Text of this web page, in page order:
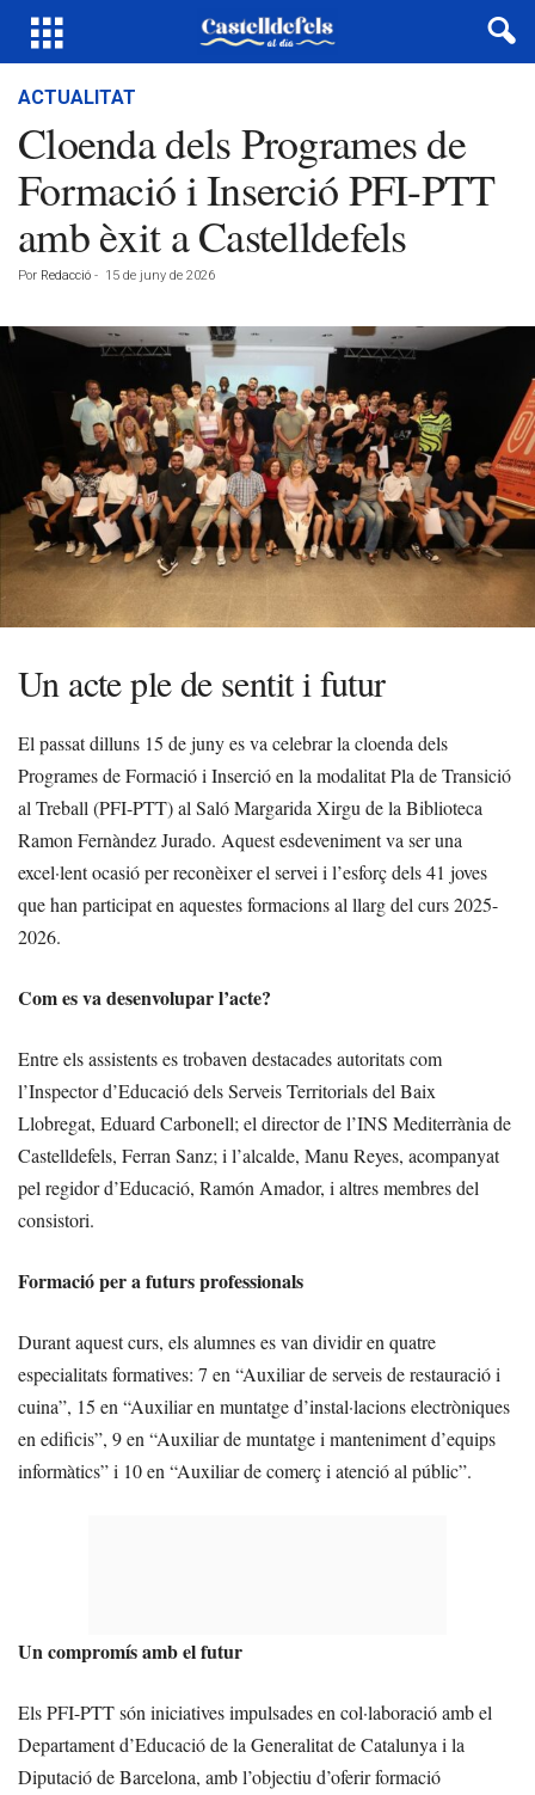
ACTUALITAT
Cloenda dels Programes de
Formació i Inserció PFI-PTT
amb èxit a Castelldefels
Por Redacció - 15 de juny de 2026
Un acte ple de sentit i futur
El passat dilluns 15 de juny es va celebrar la cloenda dels
Programes de Formació i Inserció en la modalitat Pla de Transició
al Treball (PFI-PTT) al Saló Margarida Xirgu de la Biblioteca
Ramon Fernàndez Jurado. Aquest esdeveniment va ser una
excel·lent ocasió per reconèixer el servei i l’esforç dels 41 joves
que han participat en aquestes formacions al llarg del curs 2025-
2026.
Com es va desenvolupar l’acte?
Entre els assistents es trobaven destacades autoritats com
l’Inspector d’Educació dels Serveis Territorials del Baix
Llobregat, Eduard Carbonell; el director de l’INS Mediterrània de
Castelldefels, Ferran Sanz; i l’alcalde, Manu Reyes, acompanyat
pel regidor d’Educació, Ramón Amador, i altres membres del
consistori.
Formació per a futurs professionals
Durant aquest curs, els alumnes es van dividir en quatre
especialitats formatives: 7 en “Auxiliar de serveis de restauració i
cuina”, 15 en “Auxiliar en muntatge d’instal·lacions electròniques
en edificis”, 9 en “Auxiliar de muntatge i manteniment d’equips
informàtics” i 10 en “Auxiliar de comerç i atenció al públic”.
Un compromís amb el futur
Els PFI-PTT són iniciatives impulsades en col·laboració amb el
Departament d’Educació de la Generalitat de Catalunya i la
Diputació de Barcelona, amb l’objectiu d’oferir formació